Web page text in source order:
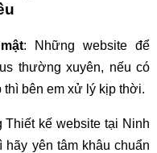
: Những website để
thường xuyên, nếu có
bên em xử lý kịp thời.
Thiết kế website tại Ninh
yên tâm khâu chuẩn